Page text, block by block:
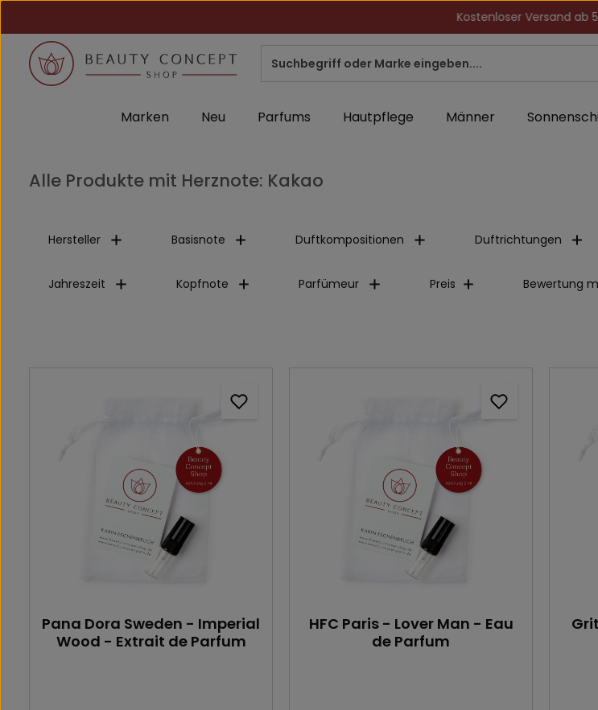
Kostenloser Versand ab
Marken Neu Parfums Hautpflege Männer
Alle Produkte mit Herznote: Kakao
Hersteller Basisnote Duftkompositionen Duftrichtungen
Jahreszeit Kopfnote Parfümeur Preis Bewertung
Pana Dora Sweden - Imperial
Wood - Extrait de Parfum
HFC Paris - Lover Man - Eau
de Parfum